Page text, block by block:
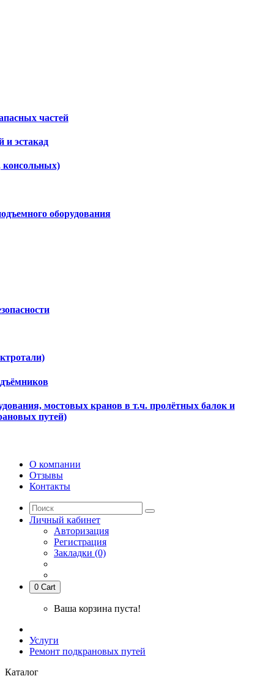
частей
и эстакад
консольных)
оборудования
мостовых кранов в т.ч. пролётных балок и
путей)
О компании
Отзывы
Контакты
Личный кабинет
Авторизация
Регистрация
Закладки (0)
0 Cart
Ваша корзина пуста!
Услуги
Ремонт подкрановых путей
Каталог